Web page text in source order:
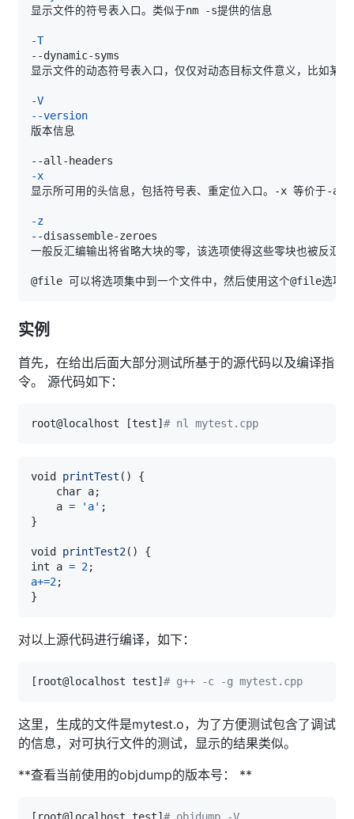
-T
显示文件的动态符号表入口，仅仅对动态目标文件意义，比如某
-V
--version
-x
显示所可用的头信息，包括符号表、重定位入口。-x 等价于-a
-z
实例
首先，在给出后面大部分测试所基于的源代码以及编译指
令。 源代码如下：
root@localhost [test] # nl mytest.cpp
void printTest ( )
{
    char a
;
    a
= 'a' ;
}
void printTest2( )
{
int a = 2;
a+=2;
}
对以上源代码进行编译，如下：
[ root@localhost test] # g++ -c -g mytest.cpp
这里，生成的文件是mytest.o，为了方便测试包含了调试
的信息，对可执行文件的测试，显示的结果类似。
**查看当前使用的objdump的版本号： **
[ root@localhost test] # objdump -V